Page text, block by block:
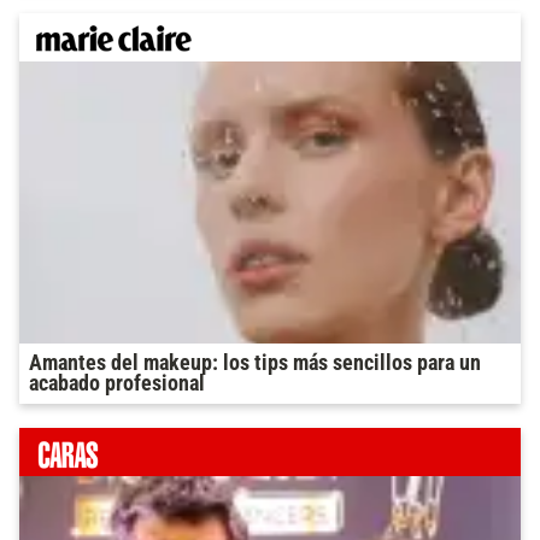
Amantes del makeup: los tips más sencillos para un
acabado profesional